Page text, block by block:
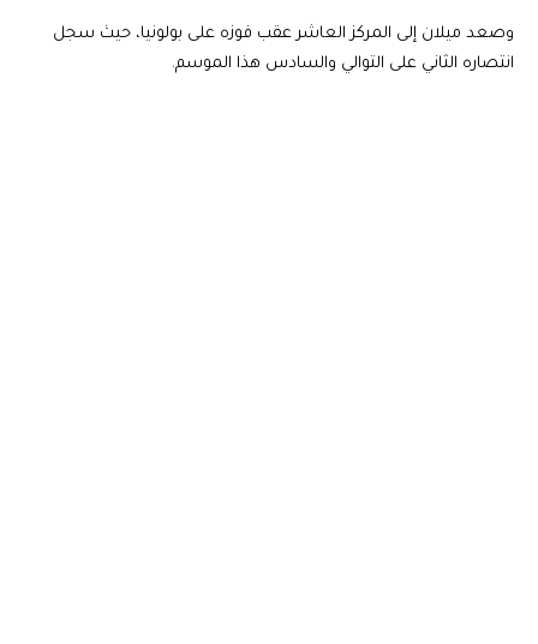
وصعد ميلان إلى المركز العاشر عقب فوزه على بولونيا، حيث سجل
انتصاره الثاني على التوالي والسادس هذا الموسم.